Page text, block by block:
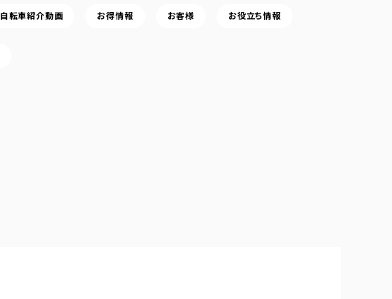
自転車紹介動画 お得情報 お客様 お役立ち情報